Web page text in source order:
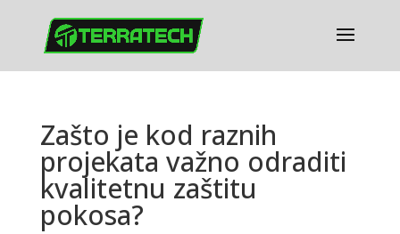
Zašto je kod raznih
projekata važno odraditi
kvalitetnu zaštitu
pokosa?